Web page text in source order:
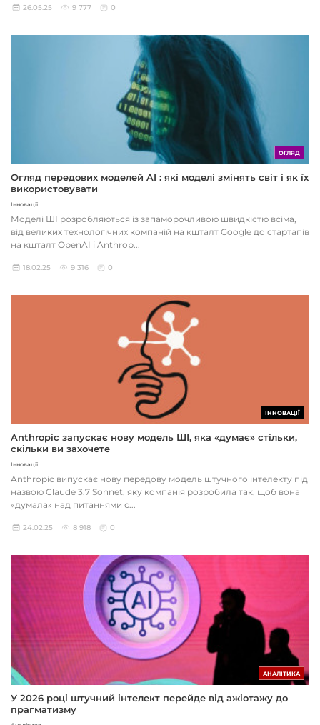
26.05.25 9 777 0
ОГЛЯД
Огляд передових моделей AI : які моделі змінять світ і як їх
використовувати
Інновації
Моделі ШІ розробляються із запаморочливою швидкістю всіма,
від великих технологічних компаній на кшталт Google до стартапів
на кшталт OpenAI і Anthrop...
18.02.25 9 316 0
ІННОВАЦІЇ
Anthropic запускає нову модель ШІ, яка «думає» стільки,
скільки ви захочете
Інновації
Anthropic випускає нову передову модель штучного інтелекту під
назвою Claude 3.7 Sonnet, яку компанія розробила так, щоб вона
«думала» над питаннями с...
24.02.25 8 918 0
АНАЛІТИКА
У 2026 році штучний інтелект перейде від ажіотажу до
прагматизму